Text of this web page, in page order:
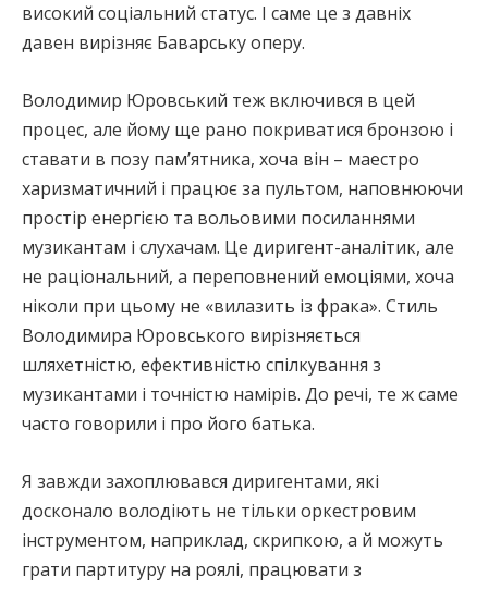
високий соціальний статус. І саме це з давніх
давен вирізняє Баварську оперу.
Володимир Юровський теж включився в цей
процес, але йому ще рано покриватися бронзою і
ставати в позу пам’ятника, хоча він – маестро
харизматичний і працює за пультом, наповнюючи
простір енергією та вольовими посиланнями
музикантам і слухачам. Це диригент-аналітик, але
не раціональний, а переповнений емоціями, хоча
ніколи при цьому не «вилазить із фрака». Стиль
Володимира Юровського вирізняється
шляхетністю, ефективністю спілкування з
музикантами і точністю намірів. До речі, те ж саме
часто говорили і про його батька.
Я завжди захоплювався диригентами, які
досконало володіють не тільки оркестровим
інструментом, наприклад, скрипкою, а й можуть
грати партитуру на роялі, працювати з